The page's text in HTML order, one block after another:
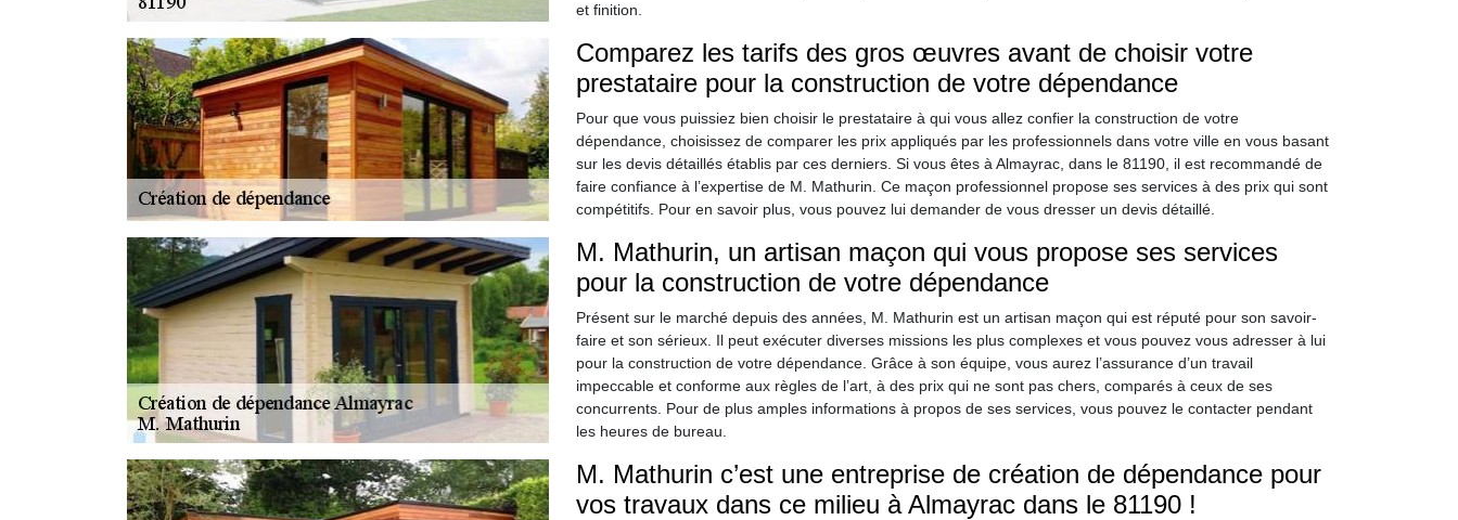
et finition.
Comparez les tarifs des gros œuvres avant de choisir votre
prestataire pour la construction de votre dépendance
Pour que vous puissiez bien choisir le prestataire à qui vous allez confier la construction de votre
dépendance, choisissez de comparer les prix appliqués par les professionnels dans votre ville en vous basant
sur les devis détaillés établis par ces derniers. Si vous êtes à Almayrac, dans le 81190, il est recommandé de
faire confiance à l’expertise de M. Mathurin. Ce maçon professionnel propose ses services à des prix qui sont
compétitifs. Pour en savoir plus, vous pouvez lui demander de vous dresser un devis détaillé.
M. Mathurin, un artisan maçon qui vous propose ses services
pour la construction de votre dépendance
Présent sur le marché depuis des années, M. Mathurin est un artisan maçon qui est réputé pour son savoir-
faire et son sérieux. Il peut exécuter diverses missions les plus complexes et vous pouvez vous adresser à lui
pour la construction de votre dépendance. Grâce à son équipe, vous aurez l’assurance d’un travail
impeccable et conforme aux règles de l’art, à des prix qui ne sont pas chers, comparés à ceux de ses
concurrents. Pour de plus amples informations à propos de ses services, vous pouvez le contacter pendant
les heures de bureau.
M. Mathurin c’est une entreprise de création de dépendance pour
vos travaux dans ce milieu à Almayrac dans le 81190 !